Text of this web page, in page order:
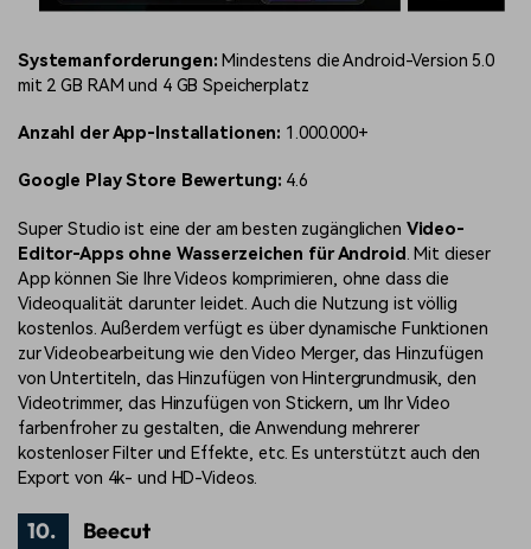
Systemanforderungen: Mindestens die Android-Version 5.0
mit 2 GB RAM und 4 GB Speicherplatz
Anzahl der App-Installationen: 1.000.000+
Google Play Store Bewertung: 4.6
Super Studio ist eine der am besten zugänglichen Video-
Editor-Apps ohne Wasserzeichen für Android . Mit dieser
App können Sie Ihre Videos komprimieren, ohne dass die
Videoqualität darunter leidet. Auch die Nutzung ist völlig
kostenlos. Außerdem verfügt es über dynamische Funktionen
zur Videobearbeitung wie den Video Merger, das Hinzufügen
von Untertiteln, das Hinzufügen von Hintergrundmusik, den
Videotrimmer, das Hinzufügen von Stickern, um Ihr Video
farbenfroher zu gestalten, die Anwendung mehrerer
kostenloser Filter und Effekte, etc. Es unterstützt auch den
Export von 4k- und HD-Videos.
10. Beecut